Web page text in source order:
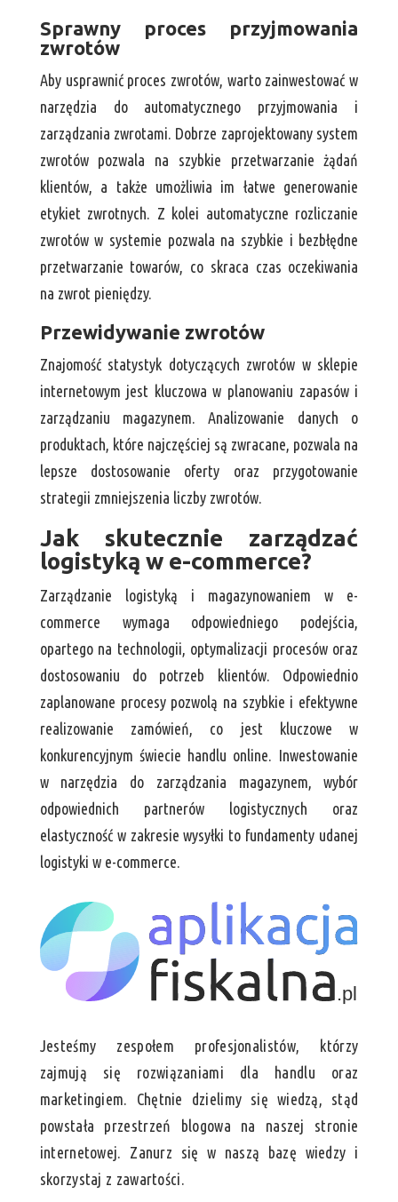
Sprawny proces przyjmowania
zwrotów
Aby usprawnić proces zwrotów, warto zainwestować w
narzędzia do automatycznego przyjmowania i
zarządzania zwrotami. Dobrze zaprojektowany system
zwrotów pozwala na szybkie przetwarzanie żądań
klientów, a także umożliwia im łatwe generowanie
etykiet zwrotnych. Z kolei automatyczne rozliczanie
zwrotów w systemie pozwala na szybkie i bezbłędne
przetwarzanie towarów, co skraca czas oczekiwania
na zwrot pieniędzy.
Przewidywanie zwrotów
Znajomość statystyk dotyczących zwrotów w sklepie
internetowym jest kluczowa w planowaniu zapasów i
zarządzaniu magazynem. Analizowanie danych o
produktach, które najczęściej są zwracane, pozwala na
lepsze dostosowanie oferty oraz przygotowanie
strategii zmniejszenia liczby zwrotów.
Jak skutecznie zarządzać
logistyką w e-commerce?
Zarządzanie logistyką i magazynowaniem w e-
commerce wymaga odpowiedniego podejścia,
opartego na technologii, optymalizacji procesów oraz
dostosowaniu do potrzeb klientów. Odpowiednio
zaplanowane procesy pozwolą na szybkie i efektywne
realizowanie zamówień, co jest kluczowe w
konkurencyjnym świecie handlu online. Inwestowanie
w narzędzia do zarządzania magazynem, wybór
odpowiednich partnerów logistycznych oraz
elastyczność w zakresie wysyłki to fundamenty udanej
logistyki w e-commerce.
Jesteśmy zespołem profesjonalistów, którzy
zajmują się rozwiązaniami dla handlu oraz
marketingiem. Chętnie dzielimy się wiedzą, stąd
powstała przestrzeń blogowa na naszej stronie
internetowej. Zanurz się w naszą bazę wiedzy i
skorzystaj z zawartości.